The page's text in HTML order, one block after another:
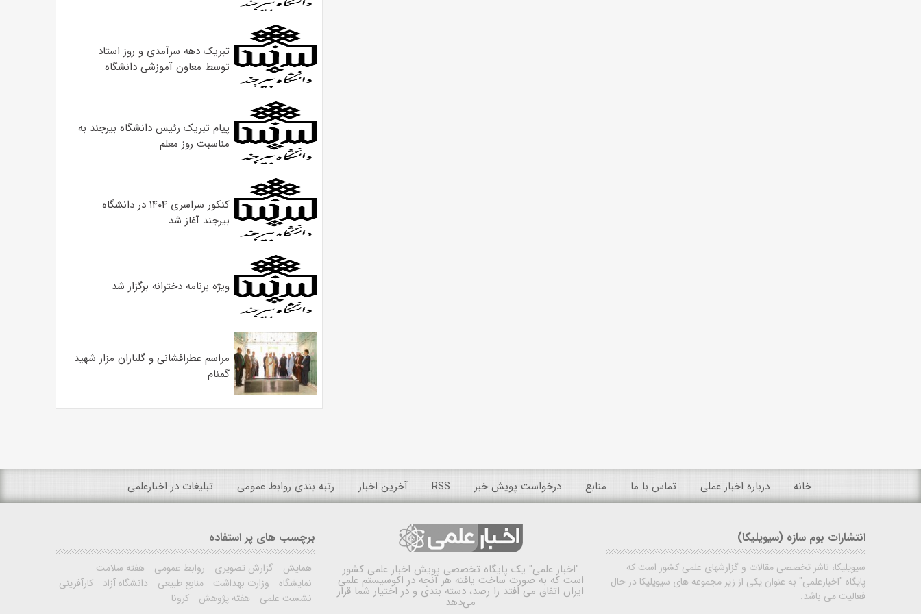
تبریک دهه سرآمدی و روز استاد
توسط معاون آموزشی دانشگاه
پیام تبریک رئیس دانشگاه بیرجند به
مناسبت روز معلم
کنکور سراسری ۱۴۰۴ در دانشگاه
بیرجند آغاز شد
ویژه برنامه دخترانه برگزار شد
مراسم عطرافشانی و گلباران مزار شهید
گمنام
خانه درباره اخبار عملی تماس با ما منابع درخواست پویش خبر RSS آخرین اخبار رتبه بندی روابط عمومی تبلیغات در اخبارعلمی
انتشارات بوم سازه (سیویلیکا)
سیویلیکا، ناشر تخصصی مقالات و گزارشهای علمی کشور است که
پایگاه "اخبارعلمی" به عنوان یکی از زیر مجموعه های سیویلیکا در حال
فعالیت می باشد.
"اخبار علمی" یک پایگاه تخصصی پویش اخبار علمی کشور
است که به صورت ساخت یافته هر آنچه در اکوسیستم علمی
ایران اتفاق می افتد را رصد، دسته بندی و در اختیار شما قرار
می‌دهد
برچسب های پر استفاده
همایش گزارش تصویری روابط عمومی
هفته سلامت
نمایشگاه
وزارت بهداشت منابع طبیعی دانشگاه آزاد
کارآفرینی
نشست علمی
هفته پژوهش کرونا